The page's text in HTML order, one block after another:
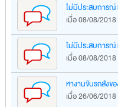
ไม่มีประสบการณ์
เมื่อ 08/08/
ไม่มีประสบการณ์
เมื่อ 08/08/
หางานขับรถส่งข
เมื่อ 26/06/